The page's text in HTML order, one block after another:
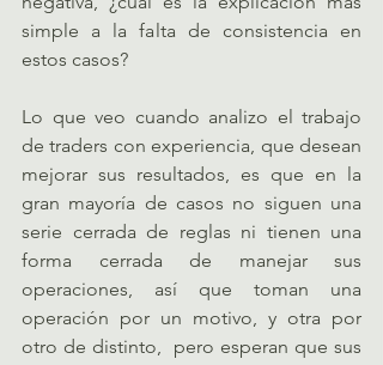
simple a la falta de consistencia en
estos casos?
Lo que veo cuando analizo el trabajo
de traders con experiencia, que desean
mejorar sus resultados, es que en la
gran mayoría de casos no siguen una
serie cerrada de reglas ni tienen una
forma cerrada de manejar sus
operaciones, así que toman una
operación por un motivo, y otra por
otro de distinto,  pero esperan que sus